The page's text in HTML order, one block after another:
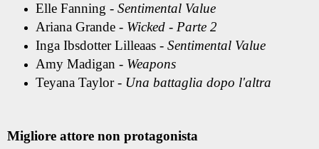
Elle Fanning - Sentimental Value
Ariana Grande - Wicked - Parte 2
Inga Ibsdotter Lilleaas - Sentimental Value
Amy Madigan - Weapons
Teyana Taylor - Una battaglia dopo l'altra
Migliore attore non protagonista